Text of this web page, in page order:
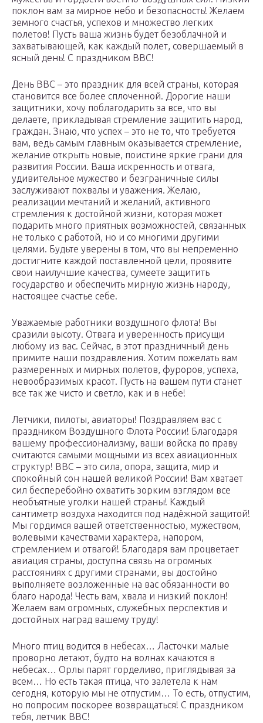
поклон вам за мирное небо и безопасность! Желаем
земного счастья, успехов и множество легких
полетов! Пусть ваша жизнь будет безоблачной и
захватывающей, как каждый полет, совершаемый в
ясный день! С праздником ВВС!
День ВВС – это праздник для всей страны, которая
становится все более сплоченной. Дорогие наши
защитники, хочу поблагодарить за все, что вы
делаете, прикладывая стремление защитить народ,
граждан. Знаю, что успех – это не то, что требуется
вам, ведь самым главным оказывается стремление,
желание открыть новые, поистине яркие грани для
развития России. Ваша искренность и отвага,
удивительное мужество и безграничные силы
заслуживают похвалы и уважения. Желаю,
реализации мечтаний и желаний, активного
стремления к достойной жизни, которая может
подарить много приятных возможностей, связанных
не только с работой, но и со многими другими
целями. Будьте уверены в том, что вы непременно
достигните каждой поставленной цели, проявите
свои наилучшие качества, сумеете защитить
государство и обеспечить мирную жизнь народу,
настоящее счастье себе.
Уважаемые работники воздушного флота! Вы
сразили высоту. Отвага и уверенность присущи
любому из вас. Сейчас, в этот праздничный день
примите наши поздравления. Хотим пожелать вам
размеренных и мирных полетов, фуроров, успеха,
невообразимых красот. Пусть на вашем пути станет
все так же чисто и светло, как и в небе!
Летчики, пилоты, авиаторы! Поздравляем вас с
праздником Воздушного Флота России! Благодаря
вашему профессионализму, ваши войска по праву
считаются самыми мощными из всех авиационных
структур! ВВС – это сила, опора, защита, мир и
спокойный сон нашей великой России! Вам хватает
сил бесперебойно охватить зорким взглядом все
необъятные уголки нашей страны! Каждый
сантиметр воздуха находится под надёжной защитой!
Мы гордимся вашей ответственностью, мужеством,
волевыми качествами характера, напором,
стремлением и отвагой! Благодаря вам процветает
авиация страны, доступна связь на огромных
расстояниях с другими странами, вы достойно
выполняете возложенные на вас обязанности во
благо народа! Честь вам, хвала и низкий поклон!
Желаем вам огромных, служебных перспектив и
достойных наград вашему труду!
Много птиц водится в небесах… Ласточки малые
проворно летают, будто на волнах качаются в
небесах… Орлы парят горделиво, приглядывая за
всем… Но есть такая птица, что залетела к нам
сегодня, которую мы не отпустим… То есть, отпустим,
но попросим поскорее возвращаться! С праздником
тебя, летчик ВВС!